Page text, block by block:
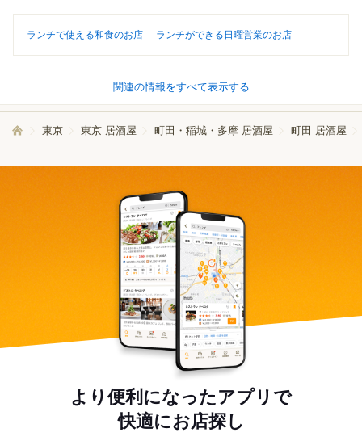
ランチで使える和食のお店 ランチができる日曜営業のお店
関連の情報をすべて表示する
東京 東京 居酒屋 町田・稲城・多摩 居酒屋 町田 居酒屋
より便利になったアプリで
快適にお店探し